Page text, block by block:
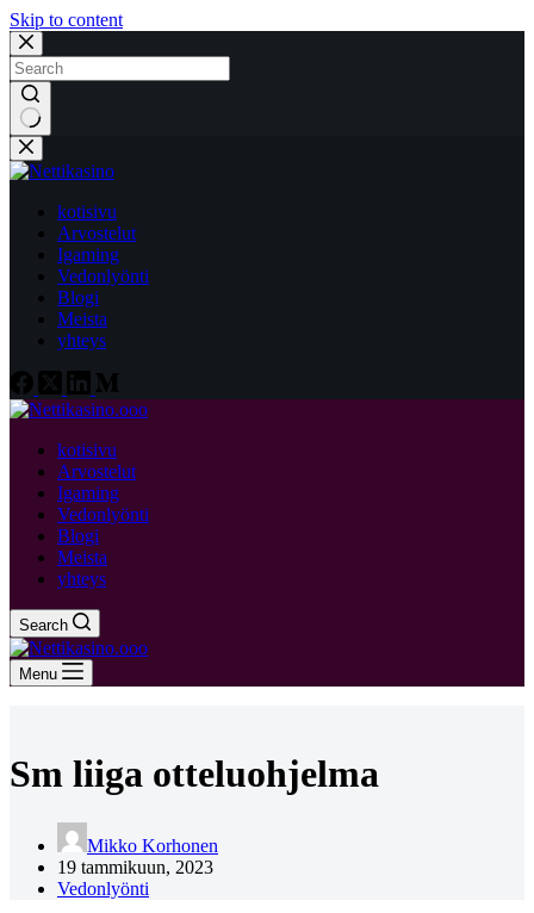
Skip to content
No
results
kotisivu
Arvostelut
Igaming
Vedonlyönti
Blogi
Meista
yhteys
kotisivu
Arvostelut
Igaming
Vedonlyönti
Blogi
Meista
yhteys
Search
Menu
Sm liiga otteluohjelma
Mikko Korhonen
19 tammikuun, 2023
Vedonlyönti